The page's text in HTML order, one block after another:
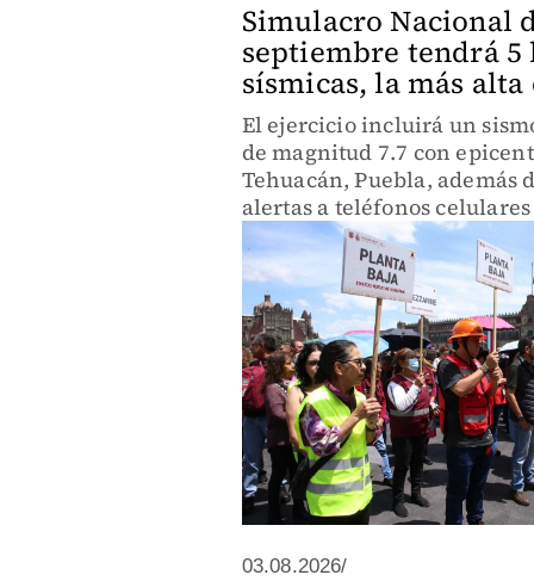
Simulacro Nacional
septiembre tendrá 5
sísmicas, la más alta
El ejercicio incluirá un
de magnitud 7.7 con
Tehuacán, Puebla, además
alertas a teléfonos
activación de los sistemas
en todo México.
03.08.2026/